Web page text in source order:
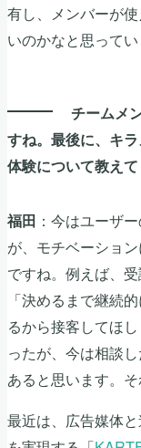
有し、メンバーが
いのかなと思ってい
チームメ
すね。最後に、キ
体験について教えて
福田 ：今はユーザ
が、モチベーショ
ですね。例えば、
「決めるまで継続
るから接客してほ
ったが、今は相談
あると思います。
最近は、広告媒体